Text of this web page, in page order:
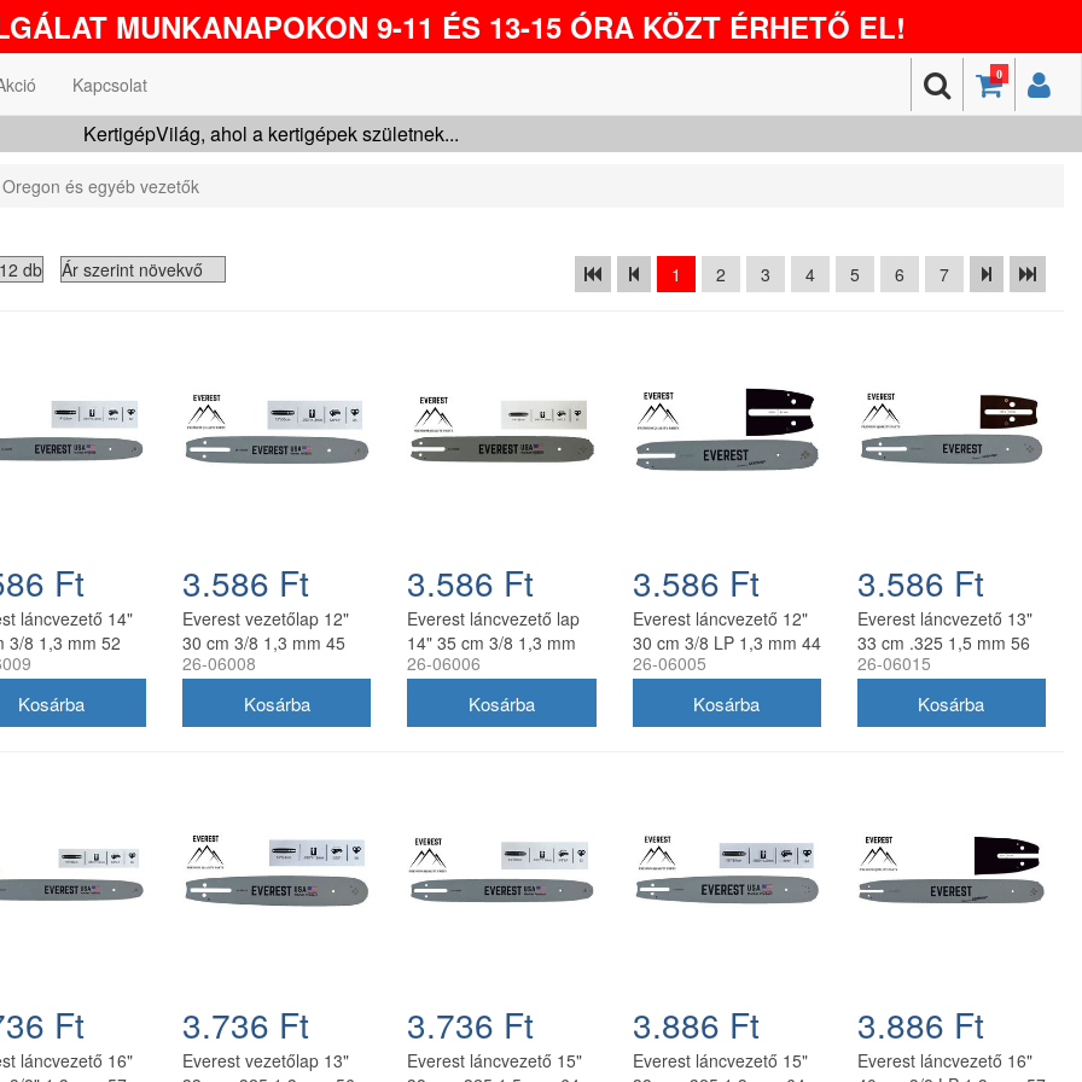
MUNKANAPOKON 9-11 ÉS 13-15 ÓRA KÖZT ÉRHETŐ EL!
0
Kapcsolat
KertigépVilág, ahol a kertigépek születnek...
Oregon és egyéb vezetők
1 2 3 4 5 6 7
Ft
láncvezető 14"
3/8 1,3 mm 52
3.586 Ft
Everest vezetőlap 12"
30 cm 3/8 1,3 mm 45
szem
26-06008
3.586 Ft
Everest láncvezető lap
14" 35 cm 3/8 1,3 mm
50 szem
26-06006
3.586 Ft
Everest láncvezető 12"
30 cm 3/8 LP 1,3 mm 44
szem
26-06005
3.586 Ft
Everest láncvezető 13"
33 cm .325 1,5 mm 56
szem
26-06015
Ft
láncvezető 16"
3.736 Ft
Everest vezetőlap 13"
3.736 Ft
Everest láncvezető 15"
3.886 Ft
Everest láncvezető 15"
3.886 Ft
Everest láncvezető 16"